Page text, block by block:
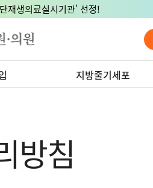
어디?
지방줄기세포
방침